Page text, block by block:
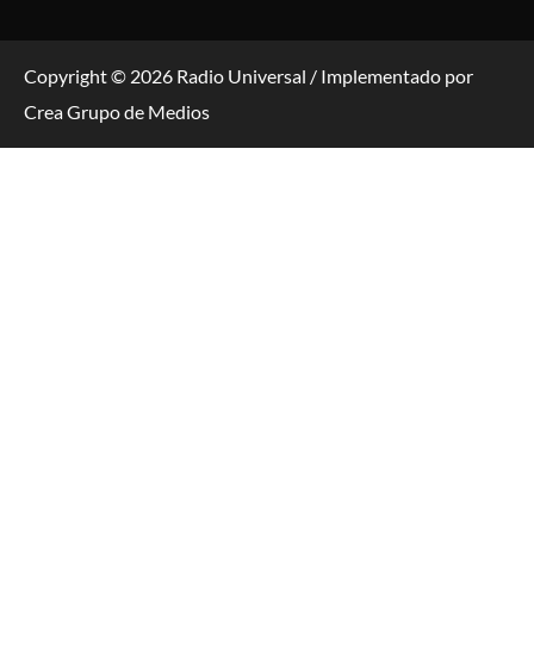
Copyright © 2026 Radio Universal / Implementado por
Crea Grupo de Medios